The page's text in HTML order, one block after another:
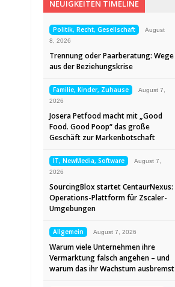
NEUIGKEITEN TIMELINE
Politik, Recht, Gesellschaft
August
8, 2026
Trennung oder Paarberatung: Wege
aus der Beziehungskrise
Familie, Kinder, Zuhause
August 7,
2026
Josera Petfood macht mit „Good
Food. Good Poop“ das große
Geschäft zur Markenbotschaft
IT, NewMedia, Software
August 7,
2026
SourcingBlox startet CentaurNexus:
Operations-Plattform für Zscaler-
Umgebungen
Allgemein August 7, 2026
Warum viele Unternehmen ihre
Vermarktung falsch angehen – und
warum das ihr Wachstum ausbremst